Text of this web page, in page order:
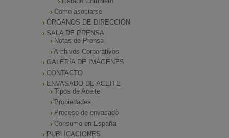
Como asociarse
ÓRGANOS DE DIRECCIÓN
SALA DE PRENSA
Notas de Prensa
Archivos Corporativos
GALERÍA DE IMÁGENES
CONTACTO
ENVASADO DE ACEITE
Tipos de Aceite
Propiedades
Proceso de envasado
Consumo en España
PUBLICACIONES